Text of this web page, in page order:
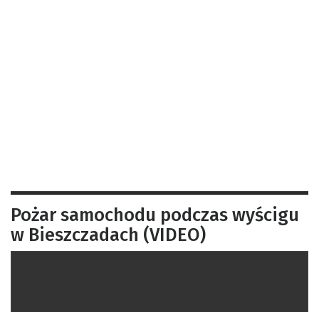
Pożar samochodu podczas wyścigu
w Bieszczadach (VIDEO)